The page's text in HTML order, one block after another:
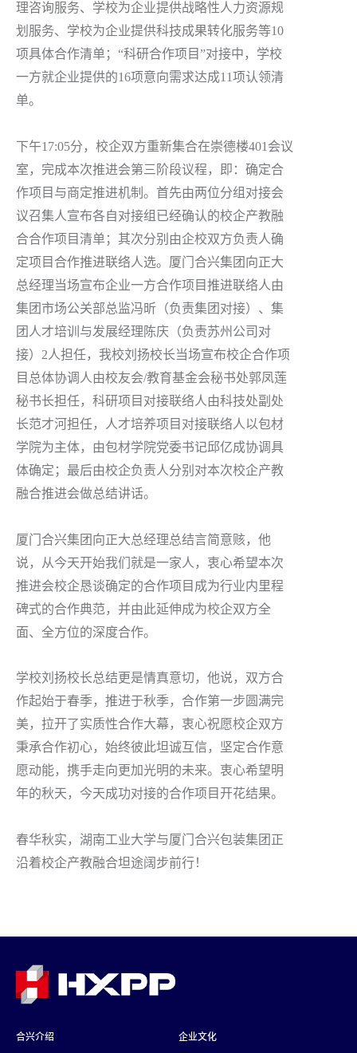
理咨询服务、学校为企业提供战略性人力资源规
划服务、学校为企业提供科技成果转化服务等10
项具体合作清单；“科研合作项目”对接中，学校
一方就企业提供的16项意向需求达成11项认领清
单。
下午17:05分，校企双方重新集合在崇德楼401会议
室，完成本次推进会第三阶段议程，即：确定合
作项目与商定推进机制。首先由两位分组对接会
议召集人宣布各自对接组已经确认的校企产教融
合合作项目清单；其次分别由企校双方负责人确
定项目合作推进联络人选。厦门合兴集团向正大
总经理当场宣布企业一方合作项目推进联络人由
集团市场公关部总监冯昕（负责集团对接）、集
团人才培训与发展经理陈庆（负责苏州公司对
接）2人担任，我校刘扬校长当场宣布校企合作项
目总体协调人由校友会/教育基金会秘书处郭凤莲
秘书长担任，科研项目对接联络人由科技处副处
长范才河担任，人才培养项目对接联络人以包材
学院为主体，由包材学院党委书记邱亿成协调具
体确定；最后由校企负责人分别对本次校企产教
融合推进会做总结讲话。
厦门合兴集团向正大总经理总结言简意赅，他
说，从今天开始我们就是一家人，衷心希望本次
推进会校企恳谈确定的合作项目成为行业内里程
碑式的合作典范，并由此延伸成为校企双方全
面、全方位的深度合作。
学校刘扬校长总结更是情真意切，他说，双方合
作起始于春季，推进于秋季，合作第一步圆满完
美，拉开了实质性合作大幕，衷心祝愿校企双方
秉承合作初心，始终彼此坦诚互信，坚定合作意
愿动能，携手走向更加光明的未来。衷心希望明
年的秋天，今天成功对接的合作项目开花结果。
春华秋实，湖南工业大学与厦门合兴包装集团正
沿着校企产教融合坦途阔步前行！
合兴介绍 企业文化